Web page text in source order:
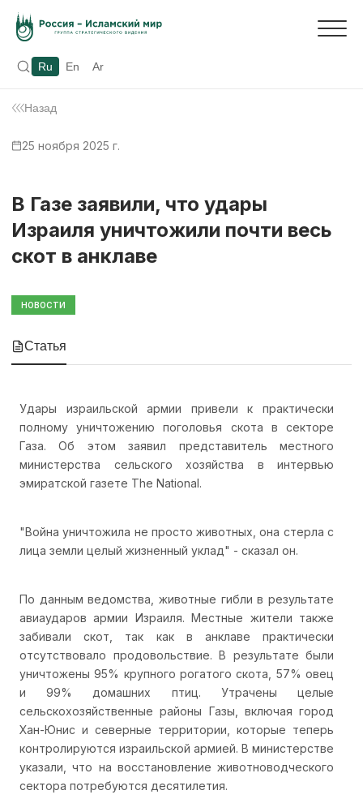
Ru En Ar
Назад
25 ноября 2025 г.
В Газе заявили, что удары
Израиля уничтожили почти весь
скот в анклаве
НОВОСТИ
Статья
Удары израильской армии привели к практически
полному уничтожению поголовья скота в секторе
Газа. Об этом заявил представитель местного
министерства сельского хозяйства в интервью
эмиратской газете The National.
"Война уничтожила не просто животных, она стерла с
лица земли целый жизненный уклад" - сказал он.
По данным ведомства, животные гибли в результате
авиаударов армии Израиля. Местные жители также
забивали скот, так как в анклаве практически
отсутствовало продовольствие. В результате были
уничтожены 95% крупного рогатого скота, 57% овец
и 99% домашних птиц. Утрачены целые
сельскохозяйственные районы Газы, включая город
Хан-Юнис и северные территории, которые теперь
контролируются израильской армией. В министерстве
указали, что на восстановление животноводческого
сектора потребуются десятилетия.